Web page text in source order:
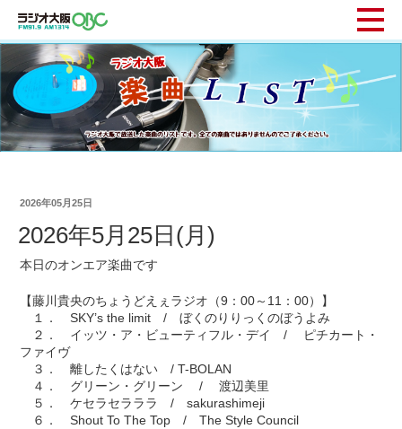
2026年05月25日
2026年5月25日(月)
本日のオンエア楽曲です
【藤川貴央のちょうどえぇラジオ（9：00～11：00）】
１． SKY’s the limit / ぼくのりりっくのぼうよみ
２． イッツ・ア・ビューティフル・デイ / ピチカート・
ファイヴ
３． 離したくはない / T-BOLAN
４． グリーン・グリーン / 渡辺美里
５． ケセラセラララ / sakurashimeji
６． Shout To The Top / The Style Council